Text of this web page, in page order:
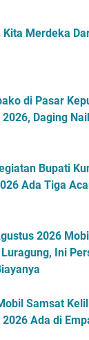
Kita Merdeka
di Pasar
Daging
Bupati
Ada Tiga
2026
Ini
Samsat
Ada di